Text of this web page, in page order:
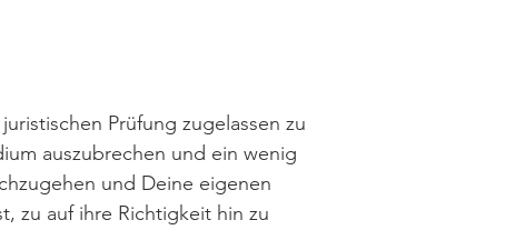
Prüfung zugelassen zu
auszubrechen und ein wenig
und Deine eigenen
zu auf ihre Richtigkeit hin zu